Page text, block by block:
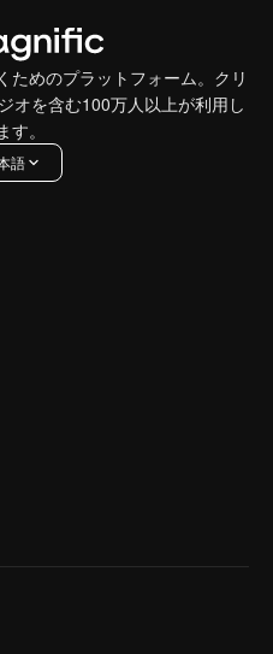
ためのプラットフォーム。クリ
オを含む100万人以上が利用し
す。
語